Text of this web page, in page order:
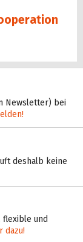
Newsletter) bei
deshalb keine
und
dazu!